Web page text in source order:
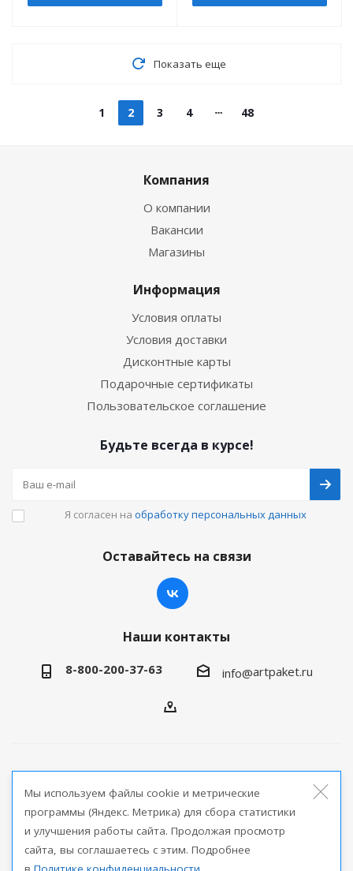
Показать еще
1 2 3 4 48
Компания
О компании
Вакансии
Магазины
Информация
Условия оплаты
Условия доставки
Дисконтные карты
Подарочные сертификаты
Пользовательское соглашение
Будьте всегда в курсе!
Я согласен на обработку персональных данных
Оставайтесь на связи
Наши контакты
8-800-200-37-63 info@artpaket.ru
продукции
Версия для печати
Мы используем файлы cookie и метрические
программы (Яндекс. Метрика) для сбора статистики
и улучшения работы сайта. Продолжая просмотр
сайта, вы соглашаетесь с этим. Подробнее